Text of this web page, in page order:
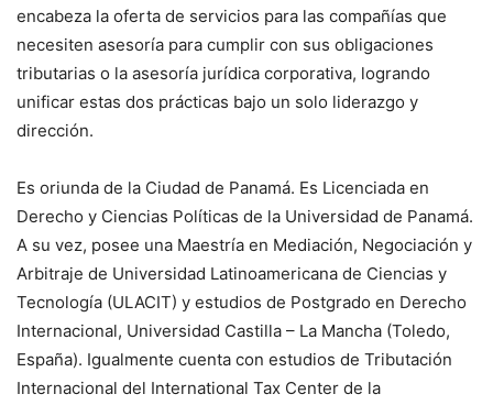
encabeza la oferta de servicios para las compañías que
necesiten asesoría para cumplir con sus obligaciones
tributarias o la asesoría jurídica corporativa, logrando
unificar estas dos prácticas bajo un solo liderazgo y
dirección.
Es oriunda de la Ciudad de Panamá. Es Licenciada en
Derecho y Ciencias Políticas de la Universidad de Panamá.
A su vez, posee una Maestría en Mediación, Negociación y
Arbitraje de Universidad Latinoamericana de Ciencias y
Tecnología (ULACIT) y estudios de Postgrado en Derecho
Internacional, Universidad Castilla – La Mancha (Toledo,
España). Igualmente cuenta con estudios de Tributación
Internacional del International Tax Center de la